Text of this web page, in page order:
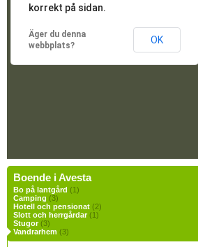
korrekt på sidan.
Äger du denna
webbplats?
OK
Boende i Avesta
Bo på lantgård (1)
Camping (3)
Hotell och pensionat (2)
Slott och herrgårdar(1)
Stugor(3)
Vandrarhem (3)